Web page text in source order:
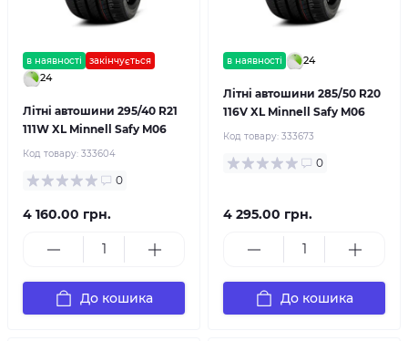
в наявності закінчується
24
Літні автошини 295/40 R21
111W XL Minnell Safy M06
Код товару: 333604
0
4 160.00 грн.
До кошика
в наявності 24
Літні автошини 285/50 R20
116V XL Minnell Safy M06
Код товару: 333673
0
4 295.00 грн.
До кошика